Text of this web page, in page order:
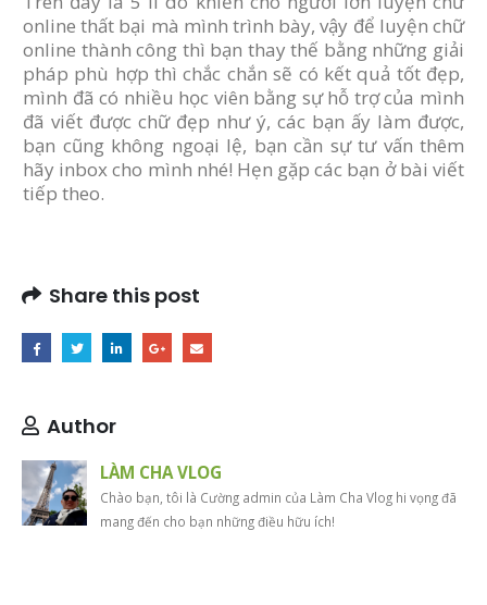
online thất bại mà mình trình bày, vậy để luyện chữ
online thành công thì bạn thay thế bằng những giải
pháp phù hợp thì chắc chắn sẽ có kết quả tốt đẹp,
mình đã có nhiều học viên bằng sự hỗ trợ của mình
đã viết được chữ đẹp như ý, các bạn ấy làm được,
bạn cũng không ngoại lệ, bạn cần sự tư vấn thêm
hãy inbox cho mình nhé! Hẹn gặp các bạn ở bài viết
tiếp theo.
Share this post
Author
LÀM CHA VLOG
Chào bạn, tôi là Cường admin của Làm Cha Vlog hi vọng đã
mang đến cho bạn những điều hữu ích!